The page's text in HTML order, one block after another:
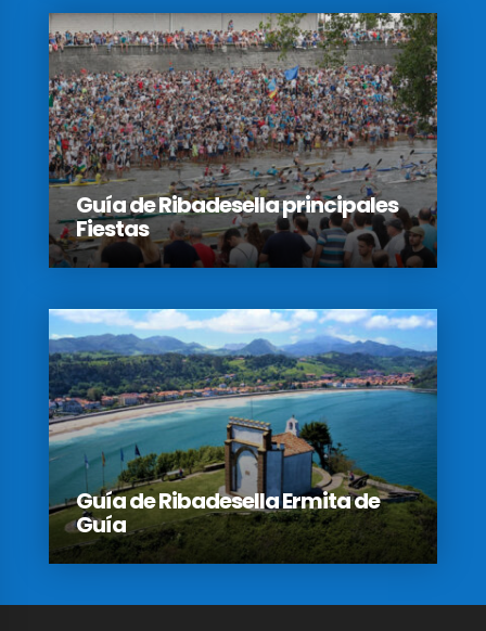
Guía de Ribadesella principales
Fiestas
Guía de Ribadesella Ermita de
Guía